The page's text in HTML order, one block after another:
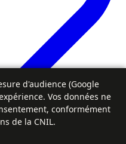
d'audience (Google
Vos données ne
conformément
de la CNIL.